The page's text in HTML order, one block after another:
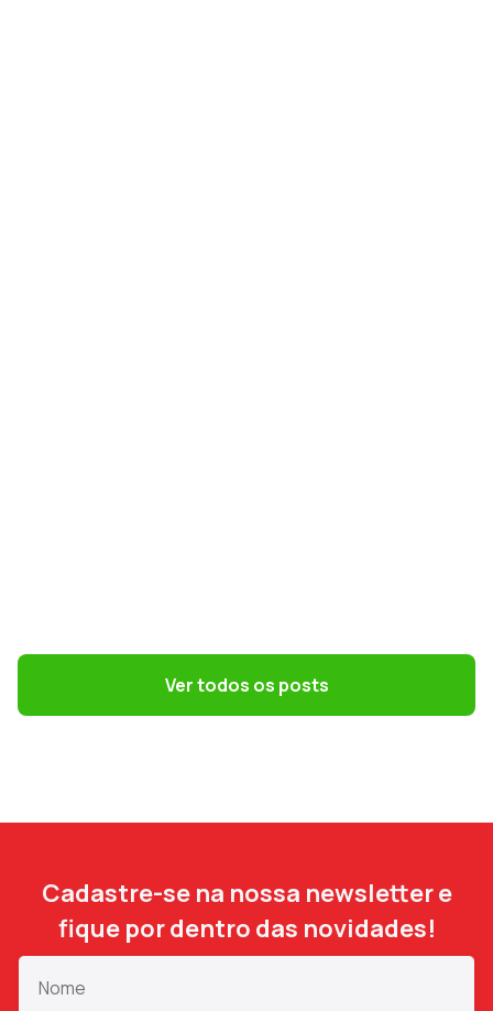
Simples Nacional na Reforma Tributária:
como escolher o melhor regime em 2027
Ver todos os posts
Cadastre-se na nossa newsletter e
fique por dentro das novidades!